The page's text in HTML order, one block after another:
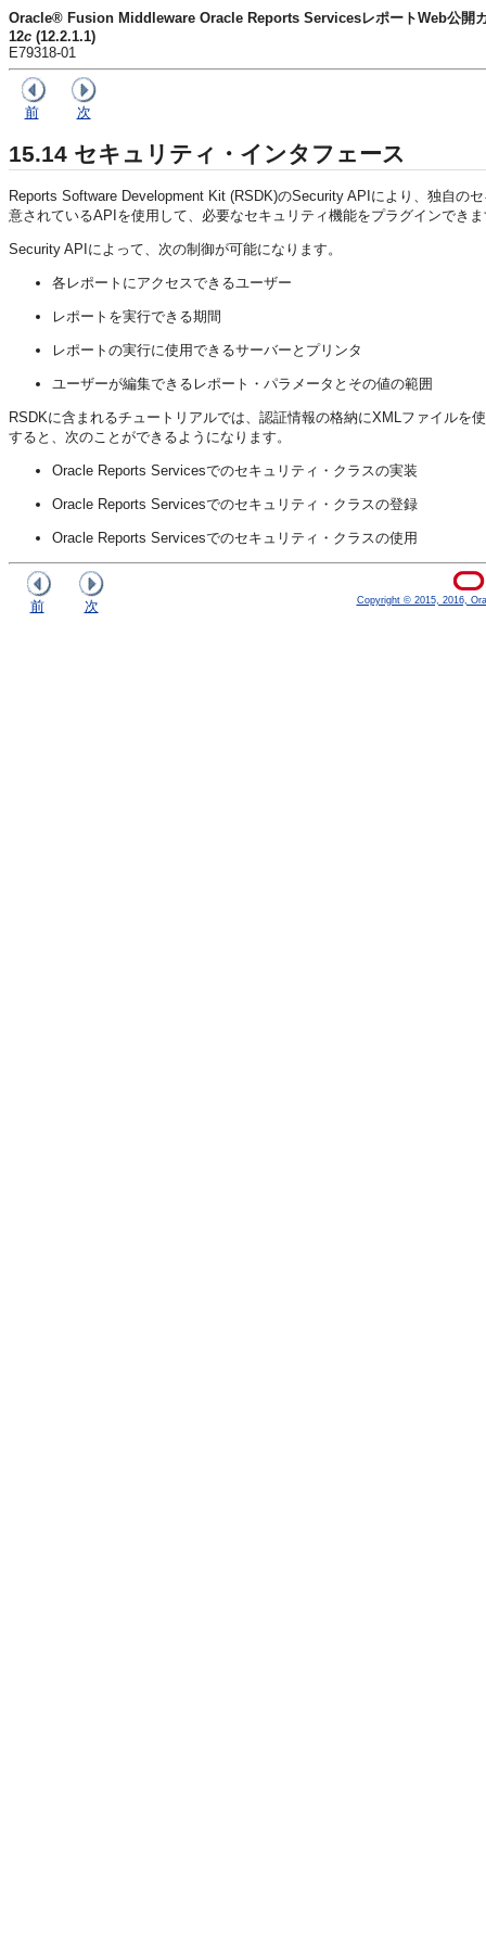
Oracle® Fusion Middleware Oracle Reports ServicesレポートWeb公開
12c (12.2.1.1)
E79318-01
前 次
15.14 セキュリティ・インタフェース
Reports Software Development Kit (RSDK)のSecurity APIにより、独自の
意されているAPIを使用して、必要なセキュリティ機能をプラグインでき
Security APIによって、次の制御が可能になります。
各レポートにアクセスできるユーザー
レポートを実行できる期間
レポートの実行に使用できるサーバーとプリンタ
ユーザーが編集できるレポート・パラメータとその値の範囲
RSDKに含まれるチュートリアルでは、認証情報の格納にXMLファイル
すると、次のことができるようになります。
Oracle Reports Servicesでのセキュリティ・クラスの実装
Oracle Reports Servicesでのセキュリティ・クラスの登録
Oracle Reports Servicesでのセキュリティ・クラスの使用
前 次 Copyright © 2015, 2016,